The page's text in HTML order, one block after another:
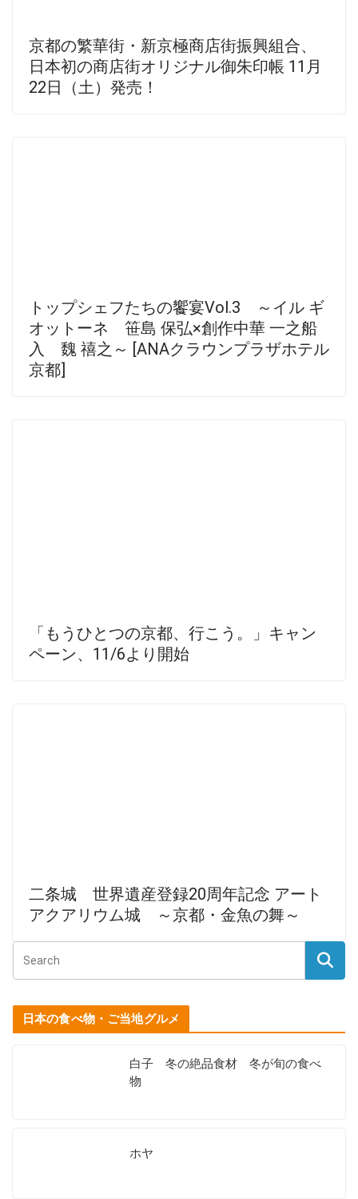
京都の繁華街・新京極商店街振興組合、
日本初の商店街オリジナル御朱印帳 11月
22日（土）発売！
トップシェフたちの饗宴Vol.3 ～イル ギ
オットーネ 笹島 保弘×創作中華 一之船
入 魏 禧之～ [ANAクラウンプラザホテル
京都]
「もうひとつの京都、行こう。」キャン
ペーン、11/6より開始
二条城 世界遺産登録20周年記念 アート
アクアリウム城 ～京都・金魚の舞～
日本の食べ物・ご当地グルメ
白子 冬の絶品食材 冬が旬の食べ
物
ホヤ